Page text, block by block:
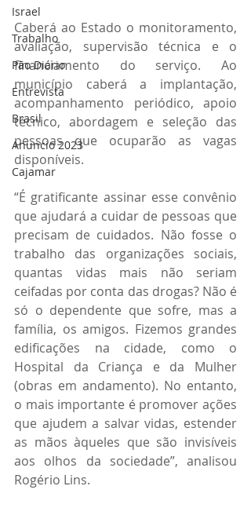
Israel
Trabalho
Pão Diário
Entrevista
Brasil
Anuncio 2023
Cajamar
Caberá ao Estado o monitoramento,
avaliação, supervisão técnica e o
financiamento do serviço. Ao
município caberá a implantação,
acompanhamento periódico, apoio
técnico, abordagem e seleção das
pessoas que ocuparão as vagas
disponíveis.
“É gratificante assinar esse convênio
que ajudará a cuidar de pessoas que
precisam de cuidados. Não fosse o
trabalho das organizações sociais,
quantas vidas mais não seriam
ceifadas por conta das drogas? Não é
só o dependente que sofre, mas a
família, os amigos. Fizemos grandes
edificações na cidade, como o
Hospital da Criança e da Mulher
(obras em andamento). No entanto,
o mais importante é promover ações
que ajudem a salvar vidas, estender
as mãos àqueles que são invisíveis
aos olhos da sociedade”, analisou
Rogério Lins.